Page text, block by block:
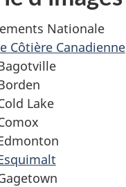
Nationale
Côtière Canadienne
Lake